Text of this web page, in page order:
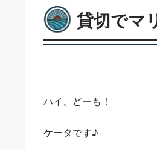
貸切でマ
ハイ、どーも！
ケータです♪